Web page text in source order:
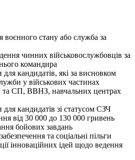
воєнного стану або служба за
чинних військовослужбовців за
командира
кандидатів, які за висновком
у військових частинах
та СП, ВВНЗ, навчальних центрах
кандидатів зі статусом СЗЧ
від 30 000 до 130 000 гривень
бойових завдань
та соціальні пільги
інноваційних ідей щодо ведення